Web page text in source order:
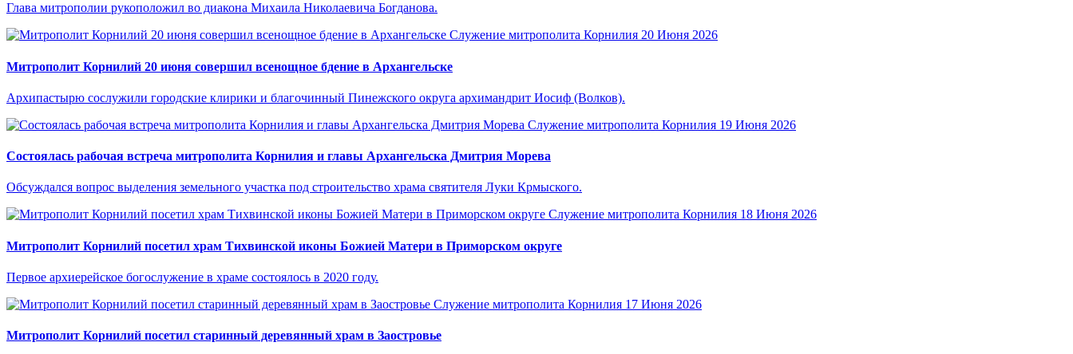
Глава митрополии рукоположил во диакона Михаила Николаевича Богданова.
Служение митрополита Корнилия 20 Июня 2026
Митрополит Корнилий 20 июня совершил всенощное бдение в Архангельске
Архипастырю сослужили городские клирики и благочинный Пинежского округа архимандрит Иосиф (Волков).
Служение митрополита Корнилия 19 Июня 2026
Состоялась рабочая встреча митрополита Корнилия и главы Архангельска Дмитрия Морева
Обсуждался вопрос выделения земельного участка под строительство храма святителя Луки Крмыского.
Служение митрополита Корнилия 18 Июня 2026
Митрополит Корнилий посетил храм Тихвинской иконы Божией Матери в Приморском округе
Первое архиерейское богослужение в храме состоялось в 2020 году.
Служение митрополита Корнилия 17 Июня 2026
Митрополит Корнилий посетил старинный деревянный храм в Заостровье